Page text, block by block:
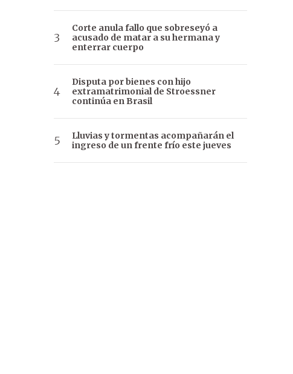
Corte anula fallo que sobreseyó a
acusado de matar a su hermana y
enterrar cuerpo
Disputa por bienes con hijo
extramatrimonial de Stroessner
continúa en Brasil
Lluvias y tormentas acompañarán el
ingreso de un frente frío este jueves